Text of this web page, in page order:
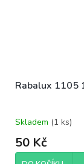
Rabalux 1105
Skladem (1 ks)
50 Kč